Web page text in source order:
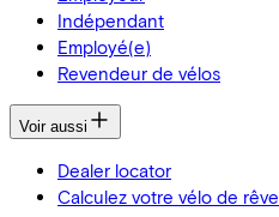
Indépendant
Employé(e)
Revendeur de vélos
Voir aussi
Dealer locator
Calculez votre vélo de rêve